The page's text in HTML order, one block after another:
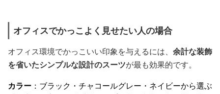
オフィスでかっこよく見せたい人の場合
オフィス環境でかっこいい印象を与えるには、 余計な装飾
を省いたシンプルな設計のスーツが最も効果的です。
カラー ：ブラック・チャコールグレー・ネイビーから選ぶ